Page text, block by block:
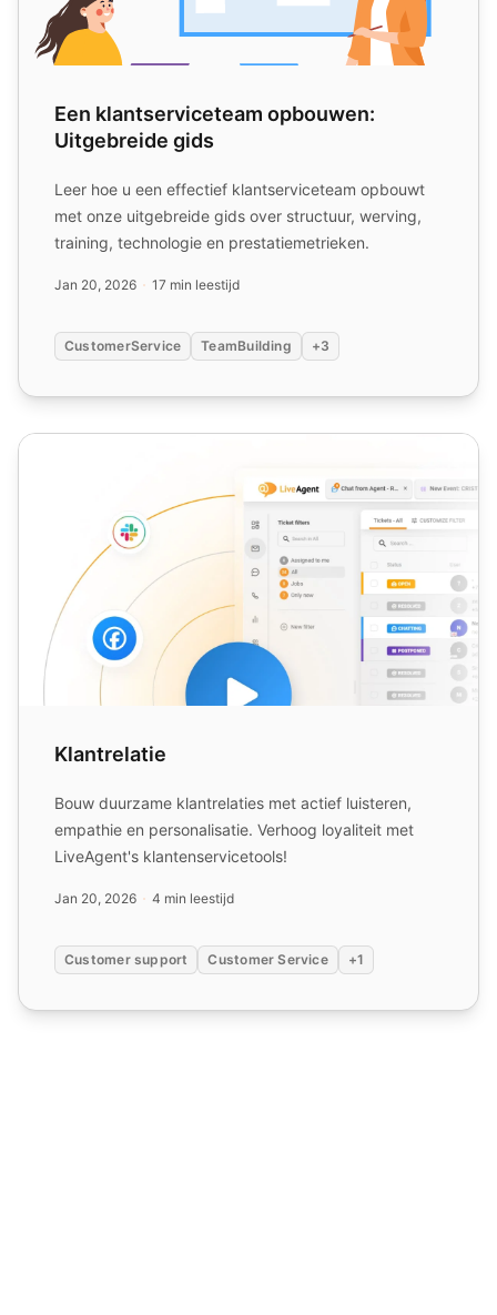
Een klantserviceteam opbouwen:
Uitgebreide gids
Leer hoe u een effectief klantserviceteam opbouwt
met onze uitgebreide gids over structuur, werving,
training, technologie en prestatiemetrieken.
Jan 20, 2026 17 min leestijd
CustomerService TeamBuilding +3
Klantrelatie
Klantrelatie
Bouw duurzame klantrelaties met actief luisteren,
empathie en personalisatie. Verhoog loyaliteit met
LiveAgent's klantenservicetools!
Jan 20, 2026 4 min leestijd
Customer support Customer Service +1